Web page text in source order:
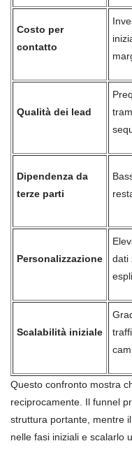
Costo per
contatto
Qualità dei lead
Dipendenza da
terze parti
Personalizzazione
dati
Scalabilità iniziale
Questo confronto mostra
reciprocamente. Il funnel
struttura portante, mentre
nelle fasi iniziali e scalarlo